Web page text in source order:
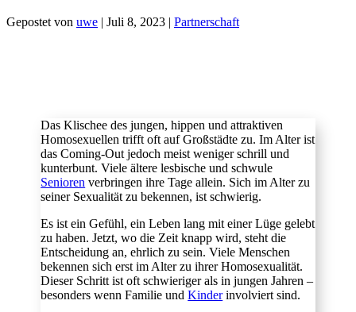
Gepostet von uwe | Juli 8, 2023 | Partnerschaft
Das Klischee des jungen, hippen und attraktiven
Homosexuellen trifft oft auf Großstädte zu. Im Alter ist
das Coming-Out jedoch meist weniger schrill und
kunterbunt. Viele ältere lesbische und schwule
Senioren verbringen ihre Tage allein. Sich im Alter zu
seiner Sexualität zu bekennen, ist schwierig.
Es ist ein Gefühl, ein Leben lang mit einer Lüge gelebt
zu haben. Jetzt, wo die Zeit knapp wird, steht die
Entscheidung an, ehrlich zu sein. Viele Menschen
bekennen sich erst im Alter zu ihrer Homosexualität.
Dieser Schritt ist oft schwieriger als in jungen Jahren –
besonders wenn Familie undKinderinvolviert sind.